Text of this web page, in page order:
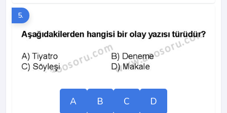
5.
A B C D